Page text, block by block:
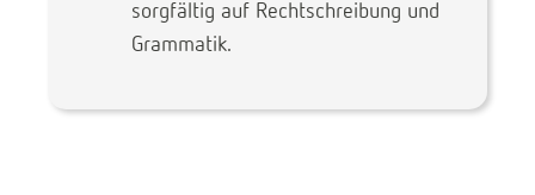
sorgfältig auf Rechtschreibung und
Grammatik.